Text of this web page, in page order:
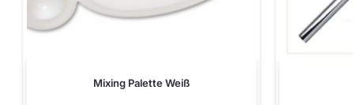
Mixing Palette Weiß